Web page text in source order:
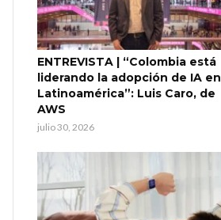
ENTREVISTA | “Colombia está
liderando la adopción de IA en
Latinoamérica”: Luis Caro, de
AWS
julio 30, 2026